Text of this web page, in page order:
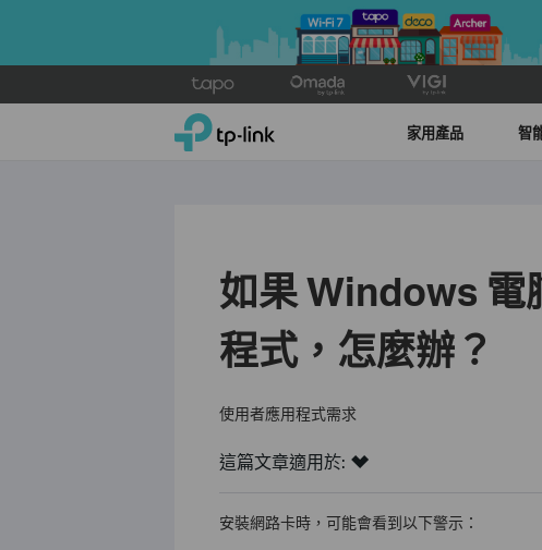
to
TP-Link, Reliably Smart 家用產品 智
如果 Windows 電
程式，怎麼辦？
使用者應用程式需求
這篇文章適用於:
安裝網路卡時，可能會看到以下警示：